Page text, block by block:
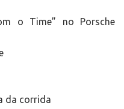
o Time” no Porsche
da corrida